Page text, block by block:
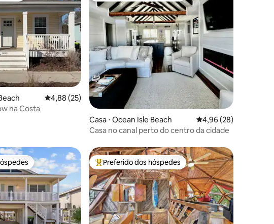
5, 51 avaliações
4,88 de uma avaliação média de 5, 25 avaliações
4,88 (25)
na Costa
Casa ⋅ Ocean Isle Beach 4,96 de uma
4,96 (28)
Casa no canal perto do centro da cidade
dos hóspedes Entre os melhores preferidos dos hóspedes
Preferido dos hóspedes